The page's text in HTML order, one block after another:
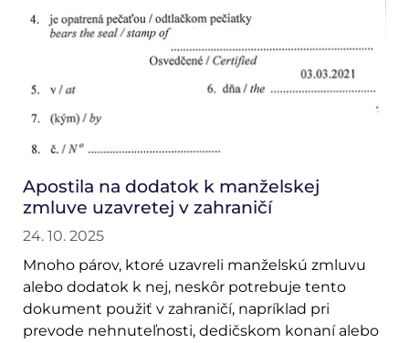
Apostila na dodatok k manželskej
zmluve uzavretej v zahraničí
24. 10. 2025
Mnoho párov, ktoré uzavreli manželskú zmluvu
alebo dodatok k nej, neskôr potrebuje tento
dokument použiť v zahraničí, napríklad pri
prevode nehnuteľnosti, dedičskom konaní alebo